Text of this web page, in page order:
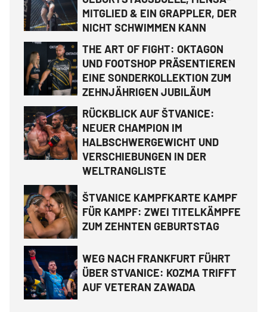
MITGLIED & EIN GRAPPLER, DER
NICHT SCHWIMMEN KANN
THE ART OF FIGHT: OKTAGON
UND FOOTSHOP PRÄSENTIEREN
EINE SONDERKOLLEKTION ZUM
ZEHNJÄHRIGEN JUBILÄUM
RÜCKBLICK AUF ŠTVANICE:
NEUER CHAMPION IM
HALBSCHWERGEWICHT UND
VERSCHIEBUNGEN IN DER
WELTRANGLISTE
ŠTVANICE KAMPFKARTE KAMPF
FÜR KAMPF: ZWEI TITELKÄMPFE
ZUM ZEHNTEN GEBURTSTAG
WEG NACH FRANKFURT FÜHRT
ÜBER STVANICE: KOZMA TRIFFT
AUF VETERAN ZAWADA